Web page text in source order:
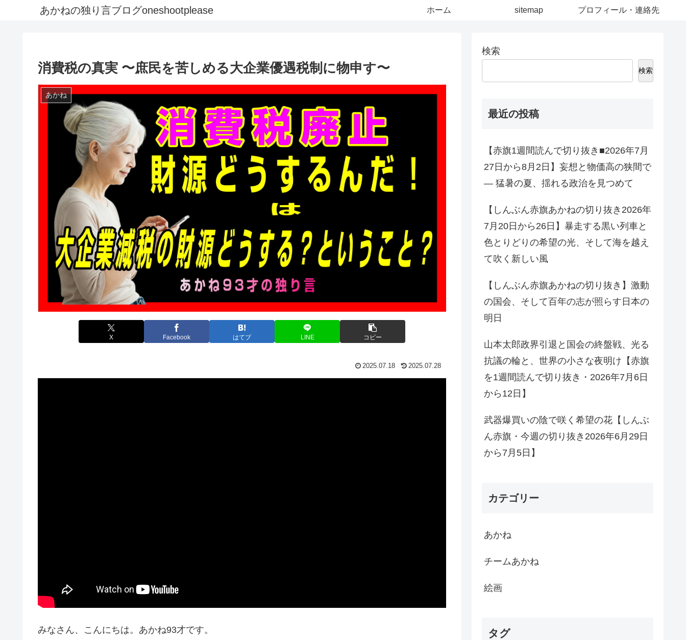
あかねの独り言ブログoneshootplease ホーム sitemap プロフィール・連絡先
消費税の真実 〜庶民を苦しめる大企業優遇税制に物申す〜
あかね
X Facebook はてブ LINE コピー
2025.07.18 2025.07.28
みなさん、こんにちは。あかね93才です。
検索
検索
最近の投稿
【赤旗1週間読んで切り抜き■2026年7月
27日から8月2日】妄想と物価高の狭間で
― 猛暑の夏、揺れる政治を見つめて
【しんぶん赤旗あかねの切り抜き2026年
7月20日から26日】暴走する黒い列車と
色とりどりの希望の光、そして海を越え
て吹く新しい風
【しんぶん赤旗あかねの切り抜き】激動
の国会、そして百年の志が照らす日本の
明日
山本太郎政界引退と国会の終盤戦、光る
抗議の輪と、世界の小さな夜明け【赤旗
を1週間読んで切り抜き・2026年7月6日
から12日】
武器爆買いの陰で咲く希望の花【しんぶ
ん赤旗・今週の切り抜き2026年6月29日
から7月5日】
カテゴリー
あかね
チームあかね
絵画
タグ